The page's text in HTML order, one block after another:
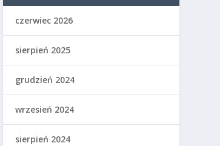
czerwiec 2026
sierpień 2025
grudzień 2024
wrzesień 2024
sierpień 2024